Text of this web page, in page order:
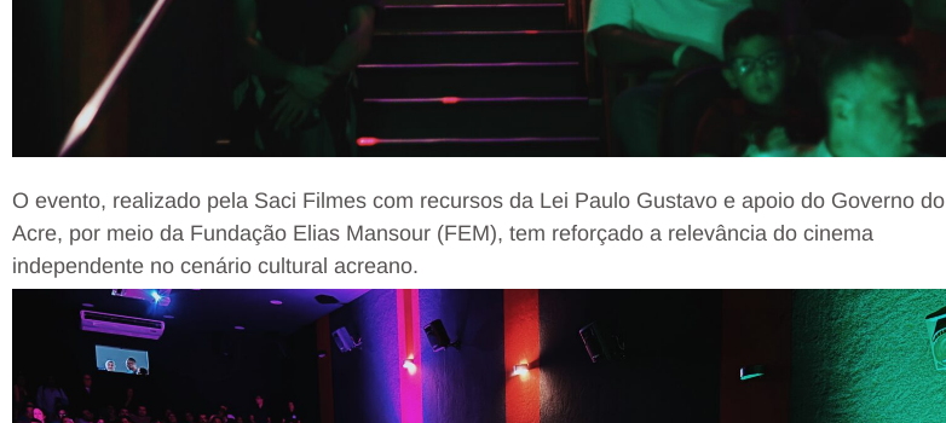
O evento, realizado pela Saci Filmes com recursos da Lei Paulo Gustavo e apoio do Governo do
Acre, por meio da Fundação Elias Mansour (FEM), tem reforçado a relevância do cinema
independente no cenário cultural acreano.